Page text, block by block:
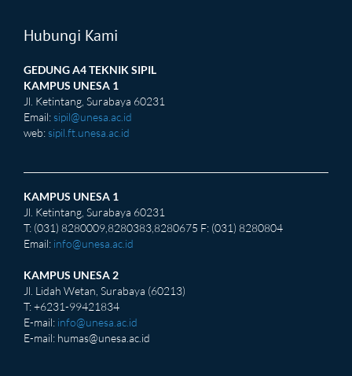
Hubungi Kami
GEDUNG A4 TEKNIK SIPIL
KAMPUS UNESA 1
Jl. Ketintang, Surabaya 60231
Email: sipil@unesa.ac.id
web: sipil.ft.unesa.ac.id
KAMPUS UNESA 1
Jl. Ketintang, Surabaya 60231
T: (031) 8280009,8280383,8280675 F: (031) 8280804
Email: info@unesa.ac.id
KAMPUS UNESA 2
Jl. Lidah Wetan, Surabaya (60213)
T: +6231-99421834
E-mail: info@unesa.ac.id
E-mail: humas@unesa.ac.id